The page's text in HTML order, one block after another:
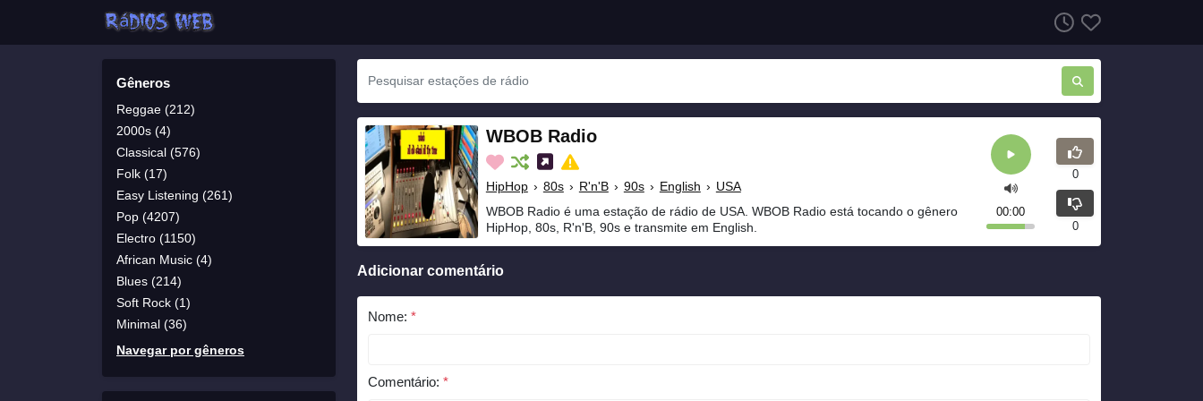
Gêneros
Reggae (212)
2000s (4)
Classical (576)
Folk (17)
Easy Listening (261)
Pop (4207)
Electro (1150)
African Music (4)
Blues (214)
Soft Rock (1)
Minimal (36)
Navegar por gêneros
WBOB Radio
HipHop › 80s › R'n'B › 90s › English › USA
WBOB Radio é uma estação de rádio de USA. WBOB Radio está tocando o gênero
HipHop, 80s, R'n'B, 90s e transmite em English.
00:00
0
0
Adicionar comentário
Nome: *
Comentário: *